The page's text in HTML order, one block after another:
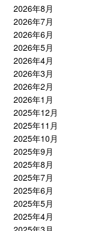
2026年8月
2026年7月
2026年6月
2026年5月
2026年4月
2026年3月
2026年2月
2026年1月
2025年12月
2025年11月
2025年10月
2025年9月
2025年8月
2025年7月
2025年6月
2025年5月
2025年4月